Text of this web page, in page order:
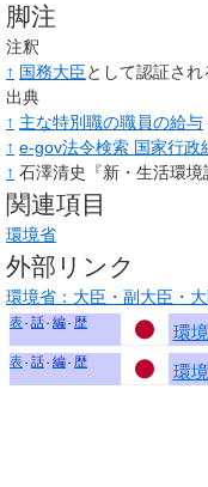
脚注
注釈
↑ 国務大臣として認証され
出典
↑ 主な特別職の職員の給与
↑ e-gov法令検索 国家行政
↑ 石澤清史『新・生活環境
関連項目
環境省
外部リンク
環境省：大臣・副大臣・
表 話 編 歴 環
表 話 編 歴 環